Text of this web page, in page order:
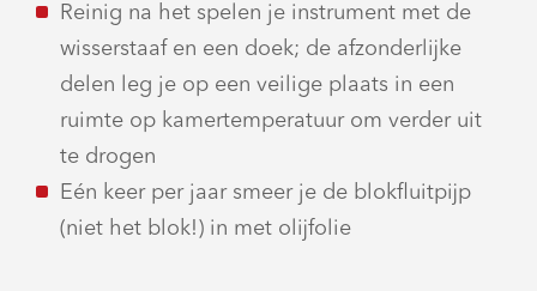
Reinig na het spelen je instrument met de
wisserstaaf en een doek; de afzonderlijke
delen leg je op een veilige plaats in een
ruimte op kamertemperatuur om verder uit
te drogen
Eén keer per jaar smeer je de blokfluitpijp
(niet het blok!) in met olijfolie